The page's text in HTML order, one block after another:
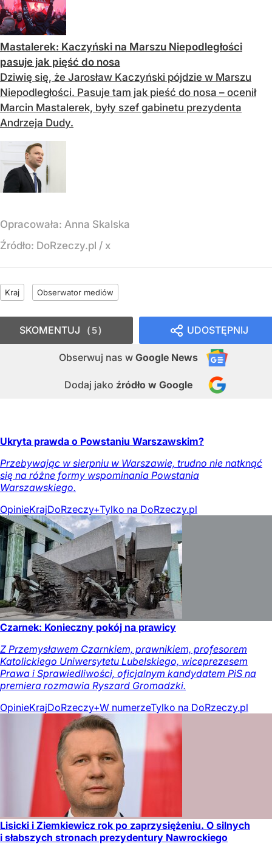
Mastalerek: Kaczyński na Marszu Niepodległości
pasuje jak pięść do nosa
Dziwię się, że Jarosław Kaczyński pójdzie w Marszu
Niepodległości. Pasuje tam jak pieść do nosa – ocenił
Marcin Mastalerek, były szef gabinetu prezydenta
Andrzeja Dudy.
Opracowała: Anna Skalska
Źródło: DoRzeczy.pl / x
Kraj Obserwator mediów
UDOSTĘPNIJ
Obserwuj nas w Google News
Dodaj jako źródło w Google
SKOMENTUJ 5
Ukryta prawda o Powstaniu Warszawskim?
Przebywając w sierpniu w Warszawie, trudno nie natknąć
się na różne formy wspominania Powstania
Warszawskiego.
OpinieKrajDoRzeczy+Tylko na DoRzeczy.pl
Czarnek: Konieczny pokój na prawicy
Z Przemysławem Czarnkiem, prawnikiem, profesorem
Katolickiego Uniwersytetu Lubelskiego, wiceprezesem
Prawa i Sprawiedliwości, oficjalnym kandydatem PiS na
premiera rozmawia Ryszard Gromadzki.
OpinieKrajDoRzeczy+W numerzeTylko na DoRzeczy.pl
Lisicki i Ziemkiewicz rok po zaprzysiężeniu. O silnych
i słabszych stronach prezydentury Nawrockiego